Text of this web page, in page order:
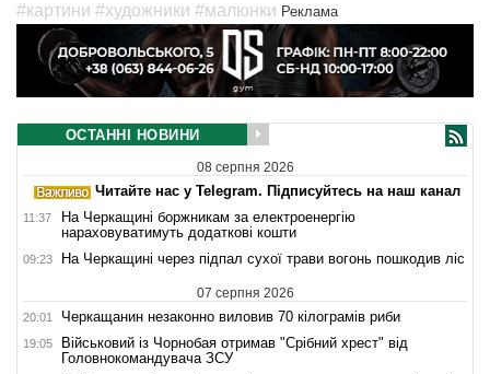
#картини #художники #малюнки Реклама
ОСТАННІ НОВИНИ
08 серпня 2026
Читайте нас у Telegram. Підписуйтесь на наш канал
11:37
На Черкащині боржникам за електроенергію
нараховуватимуть додаткові кошти
09:23 На Черкащині через підпал сухої трави вогонь пошкодив ліс
07 серпня 2026
20:01 Черкащанин незаконно виловив 70 кілограмів риби
19:05
Військовий із Чорнобая отримав "Срібний хрест" від
Головнокомандувача ЗСУ